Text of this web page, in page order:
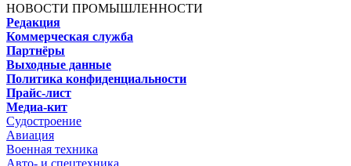
НОВОСТИ ПРОМЫШЛЕННОСТИ
Редакция
Коммерческая служба
Партнёры
Выходные данные
Политика конфиденциальности
Прайс-лист
Медиа-кит
Судостроение
Авиация
Военная техника
Авто- и спецтехника